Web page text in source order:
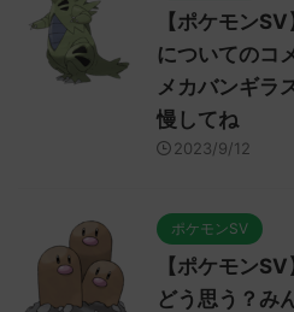
【ポケモン
についてのコ
メカバンギラ
慢してね
2023/9/12
ポケモンSV
【ポケモン
どう思う？み